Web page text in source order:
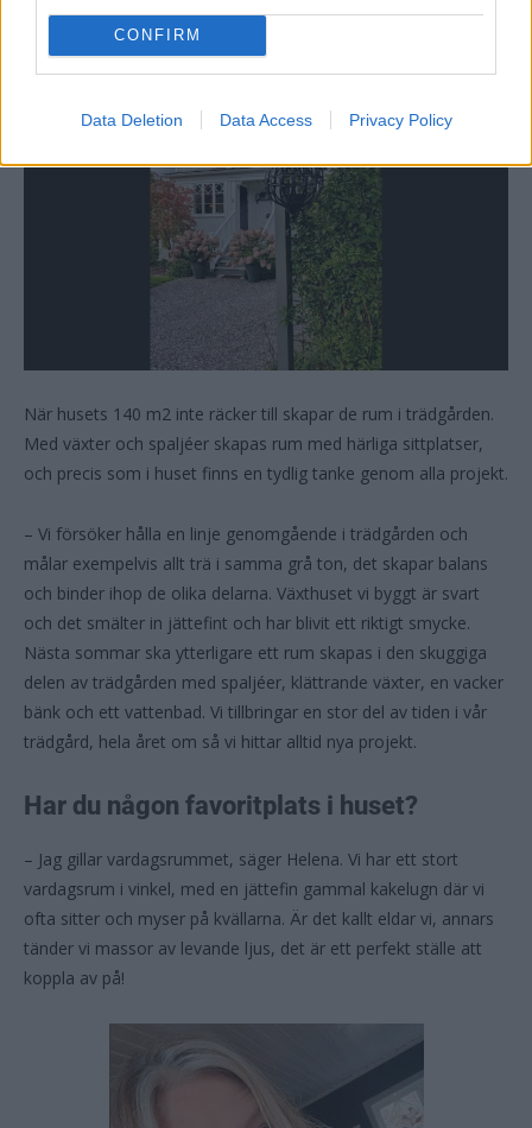
CONFIRM
Data Deletion Data Access Privacy Policy
När husets 140 m2 inte räcker till skapar de rum i trädgården.
Med växter och spaljéer skapas rum med härliga sittplatser,
och precis som i huset finns en tydlig tanke genom alla projekt.
– Vi försöker hålla en linje genomgående i trädgården och
målar exempelvis allt trä i samma grå ton, det skapar balans
och binder ihop de olika delarna. Växthuset vi byggt är svart
och det smälter in jättefint och har blivit ett riktigt smycke.
Nästa sommar ska ytterligare ett rum skapas i den skuggiga
delen av trädgården med spaljéer, klättrande växter, en vacker
bänk och ett vattenbad. Vi tillbringar en stor del av tiden i vår
trädgård, hela året om så vi hittar alltid nya projekt.
Har du någon favoritplats i huset?
– Jag gillar vardagsrummet, säger Helena. Vi har ett stort
vardagsrum i vinkel, med en jättefin gammal kakelugn där vi
ofta sitter och myser på kvällarna. Är det kallt eldar vi, annars
tänder vi massor av levande ljus, det är ett perfekt ställe att
koppla av på!